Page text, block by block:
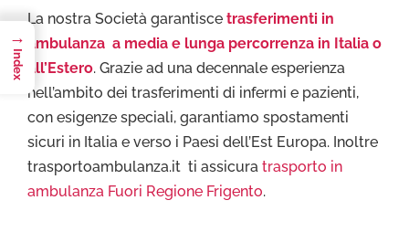
La nostra Società garantisce trasferimenti in
ambulanza a media e lunga percorrenza in Italia o
all’Estero. Grazie ad una decennale esperienza
nell’ambito dei trasferimenti di infermi e pazienti,
con esigenze speciali, garantiamo spostamenti
sicuri in Italia e verso i Paesi dell’Est Europa. Inoltre
trasportoambulanza.it ti assicura trasporto in
ambulanza Fuori Regione Frigento.
→
Index